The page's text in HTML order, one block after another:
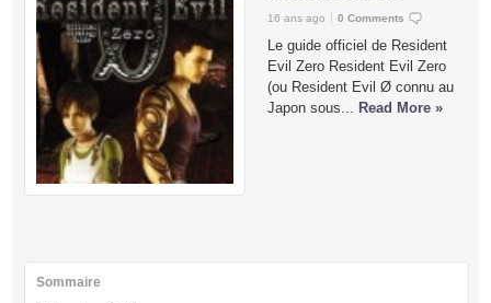
16 ans ago 0 Comments
Le guide officiel de Resident
Evil Zero Resident Evil Zero
(ou Resident Evil Ø connu au
Japon sous... Read More »
Sommaire